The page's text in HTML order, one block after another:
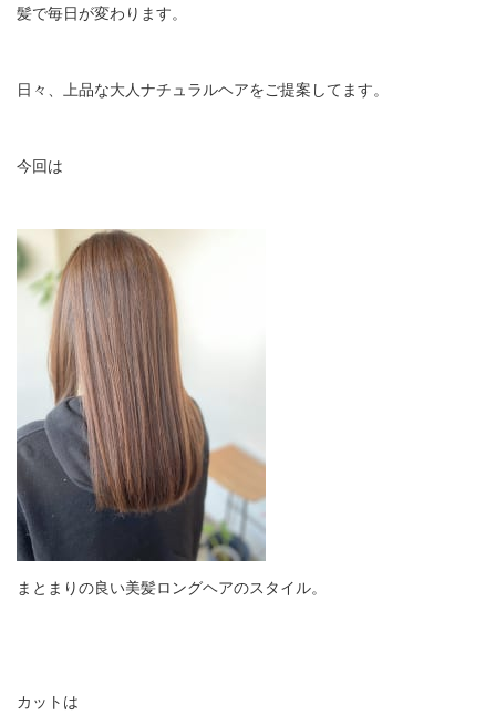
髪で毎日が変わります。
日々、上品な大人ナチュラルヘアをご提案してます。
今回は
まとまりの良い美髪ロングヘアのスタイル。
カットは